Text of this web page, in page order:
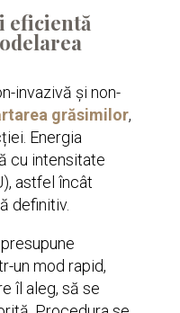
eficientă
invazivă și non-
grăsimilor,
Energia
cu intensitate
astfel încât
definitiv.
presupune
un mod rapid,
îl aleg, să se